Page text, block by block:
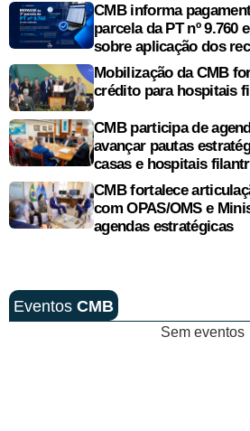
CMB informa
parcela da PT nº 9.760
sobre aplicação dos
Mobilização da CMB
crédito para hospitais
CMB participa de
avançar pautas
casas e hospitais
CMB fortalece
com OPAS/OMS e
agendas estratégicas
Eventos CMB
Sem eventos